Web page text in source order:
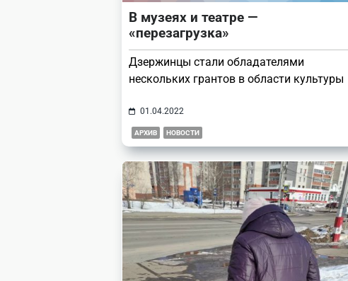
В музеях и театре —
«перезагрузка»
Дзержинцы стали обладателями
нескольких грантов в области культуры
01.04.2022
АРХИВ НОВОСТИ